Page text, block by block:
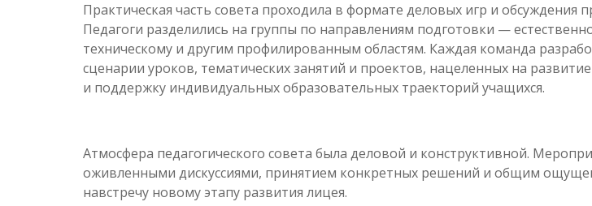
Практическая часть совета проходила в формате деловых игр и обсуждения
Педагоги разделились на группы по направлениям подготовки —
техническому и другим профилированным областям. Каждая команда
сценарии уроков, тематических занятий и проектов, нацеленных на
и поддержку индивидуальных образовательных траекторий учащихся.
Атмосфера педагогического совета была деловой и конструктивной.
оживленными дискуссиями, принятием конкретных решений и общим
навстречу новому этапу развития лицея.